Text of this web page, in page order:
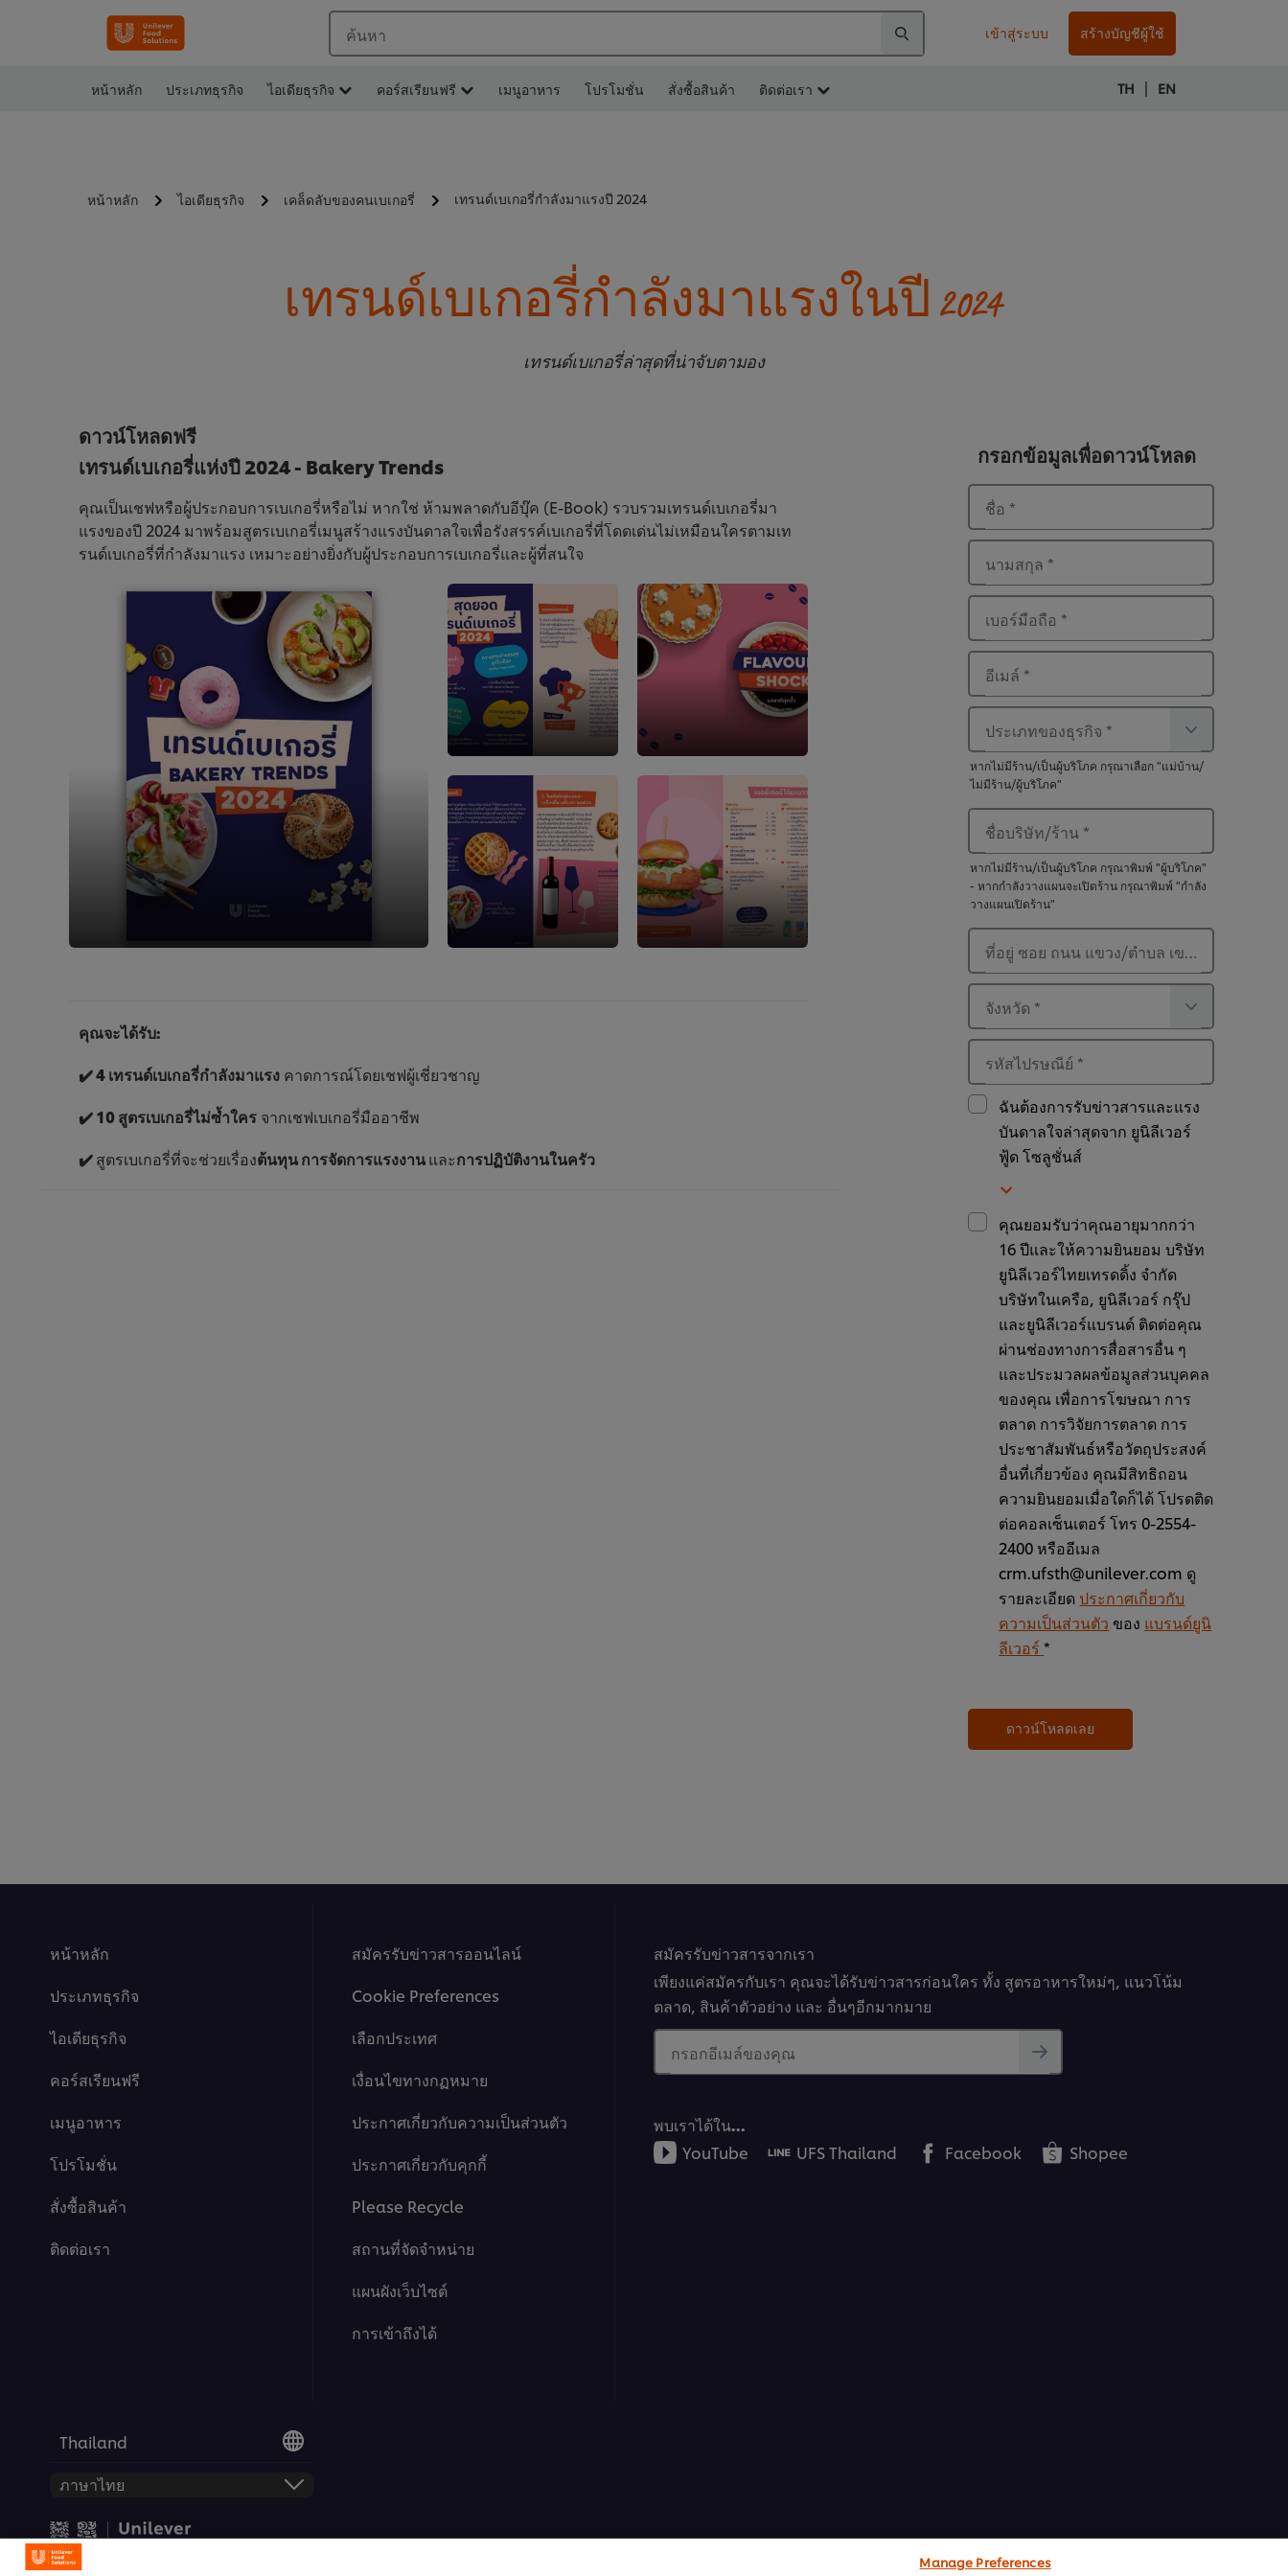
ค้นหา เข้าสู่ระบบ สร้างบัญชีผู้ใช้
หน้าหลัก ประเภทธุรกิจ ไอเดียธุรกิจ คอร์สเรียนฟรี เมนูอาหาร โปรโมชั่น สั่งซื้อสินค้า ติดต่อเรา TH | EN
หน้าหลัก ไอเดียธุรกิจ เคล็ดลับของคนเบเกอรี่ เทรนด์เบเกอรี่กำลังมาแรงปี 2024
เทรนด์เบเกอรี่กำลังมาแรงในปี 2024
เทรนด์เบเกอรี่ล่าสุดที่น่าจับตามอง
ดาวน์โหลดฟรี
เทรนด์เบเกอรี่แห่งปี 2024 - Bakery Trends
คุณเป็นเชฟหรือผู้ประกอบการเบเกอรี่หรือไม่ หากใช่ ห้ามพลาดกับอีบุ๊ค (E-Book) รวบรวมเทรนด์เบเกอรี่มา
แรงของปี 2024 มาพร้อมสูตรเบเกอรี่เมนูสร้างแรงบันดาลใจเพื่อรังสรรค์เบเกอรี่ที่โดดเด่นไม่เหมือนใครตามเท
รนด์เบเกอรี่ที่กำลังมาแรง เหมาะอย่างยิ่งกับผู้ประกอบการเบเกอรี่และผู้ที่สนใจ
คุณจะได้รับ:
✔️ 4 เทรนด์เบเกอรี่กำลังมาแรง คาดการณ์โดยเชฟผู้เชี่ยวชาญ
✔️ 10 สูตรเบเกอรี่ไม่ซ้ำใคร จากเชฟเบเกอรี่มืออาชีพ
✔️สูตรเบเกอรี่ที่จะช่วยเรื่องต้นทุน การจัดการแรงงานและการปฏิบัติงานในครัว
กรอกข้อมูลเพื่อดาวน์โหลด
ชื่อ *
นามสกุล *
เบอร์มือถือ *
อีเมล์ *
ประเภทของธุรกิจ *
หากไม่มีร้าน/เป็นผู้บริโภค กรุณาเลือก "แม่บ้าน/
ไม่มีร้าน/ผู้บริโภค"
ชื่อบริษัท/ร้าน *
หากไม่มีร้าน/เป็นผู้บริโภค กรุณาพิมพ์ "ผู้บริโภค"
- หากกำลังวางแผนจะเปิดร้าน กรุณาพิมพ์ "กำลัง
วางแผนเปิดร้าน"
ที่อยู่ ซอย ถนน แขวง/ตำบล เขต/อำเภอ
จังหวัด *
รหัสไปรษณีย์ *
ฉันต้องการรับข่าวสารและแรง
บันดาลใจล่าสุดจาก ยูนิลีเวอร์
ฟู้ด โซลูชั่นส์
คุณยอมรับว่าคุณอายุมากกว่า
16 ปีและให้ความยินยอม บริษัท
ยูนิลีเวอร์ไทยเทรดดิ้ง จำกัด
บริษัทในเครือ, ยูนิลีเวอร์ กรุ๊ป
และยูนิลีเวอร์แบรนด์ ติดต่อคุณ
ผ่านช่องทางการสื่อสารอื่น ๆ
และประมวลผลข้อมูลส่วนบุคคล
ของคุณ เพื่อการโฆษณา การ
ตลาด การวิจัยการตลาด การ
ประชาสัมพันธ์หรือวัตถุประสงค์
อื่นที่เกี่ยวข้อง คุณมีสิทธิถอน
ความยินยอมเมื่อใดก็ได้ โปรดติด
ต่อคอลเซ็นเตอร์ โทร 0-2554-
2400 หรืออีเมล
crm.ufsth@unilever.com ดู
รายละเอียด ประกาศเกี่ยวกับ
ความเป็นส่วนตัว ของ แบรนด์ยูนิ
ลีเวอร์*
ดาวน์โหลดเลย
หน้าหลัก
ประเภทธุรกิจ
ไอเดียธุรกิจ
คอร์สเรียนฟรี
เมนูอาหาร
โปรโมชั่น
สั่งซื้อสินค้า
ติดต่อเรา
สมัครรับข่าวสารออนไลน์
Cookie Preferences
เลือกประเทศ
เงื่อนไขทางกฏหมาย
ประกาศเกี่ยวกับความเป็นส่วนตัว
ประกาศเกี่ยวกับคุกกี้
Please Recycle
สถานที่จัดจำหน่าย
แผนผังเว็บไซต์
การเข้าถึงได้
สมัครรับข่าวสารจากเรา
เพียงแค่สมัครกับเรา คุณจะได้รับข่าวสารก่อนใคร ทั้ง สูตรอาหารใหม่ๆ, แนวโน้ม
ตลาด, สินค้าตัวอย่าง และ อื่นๆอีกมากมาย
กรอกอีเมล์ของคุณ
พบเราได้ใน…
YouTube
UFS Thailand Facebook Shopee
Thailand
Manage Preferences